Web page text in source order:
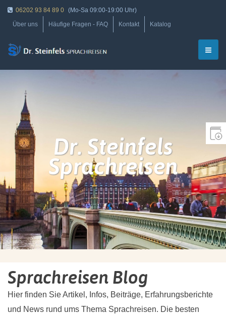
06202 93 84 89 0 (Mo-Sa 09:00-19:00 Uhr)
Über uns
Häufige Fragen - FAQ Kontakt Katalog
Dr. Steinfels
Sprachreisen
Sprachreisen Blog
Hier finden Sie Artikel, Infos, Beiträge, Erfahrungsberichte
und News rund ums Thema Sprachreisen. Die besten